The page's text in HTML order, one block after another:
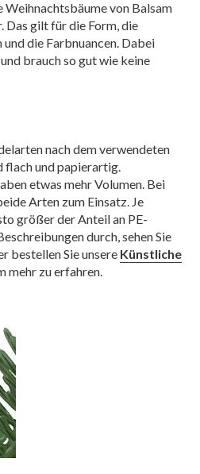
Weihnachtsbäume von Balsam
Das gilt für die Form, die
die Farbnuancen. Dabei
brauch so gut wie keine
nach dem verwendeten
flach und papierartig.
etwas mehr Volumen. Bei
Arten zum Einsatz. Je
größer der Anteil an PE-
durch, sehen Sie
bestellen Sie unsere Künstliche
mehr zu erfahren.